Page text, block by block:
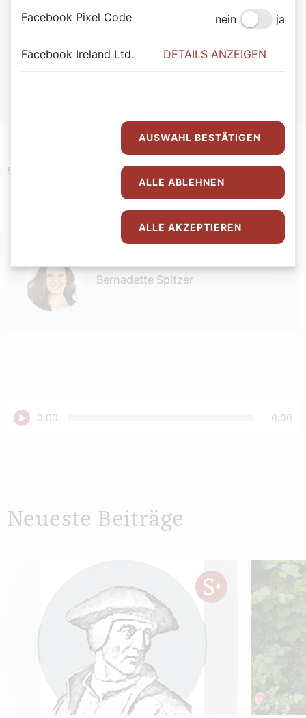
Bernadette Spitzer
Jahr.
Schlagwörter Podcast
Bernadette Spitzer
Abspielen
0:00 0:00
Neueste Beiträge
Facebook Pixel Code nein ja
Facebook Ireland Ltd. DETAILS ANZEIGEN
AUSWAHL BESTÄTIGEN
ALLE ABLEHNEN
ALLE AKZEPTIEREN